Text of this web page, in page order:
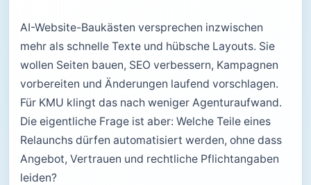
AI-Website-Baukästen versprechen inzwischen
mehr als schnelle Texte und hübsche Layouts. Sie
wollen Seiten bauen, SEO verbessern, Kampagnen
vorbereiten und Änderungen laufend vorschlagen.
Für KMU klingt das nach weniger Agenturaufwand.
Die eigentliche Frage ist aber: Welche Teile eines
Relaunchs dürfen automatisiert werden, ohne dass
Angebot, Vertrauen und rechtliche Pflichtangaben
leiden?